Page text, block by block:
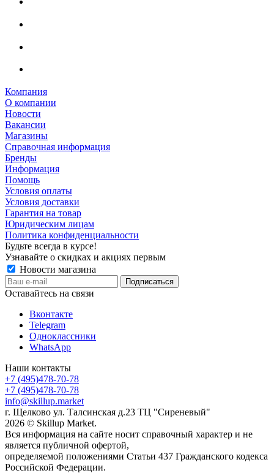
Компания
О компании
Новости
Вакансии
Магазины
Справочная информация
Бренды
Информация
Помощь
Условия оплаты
Условия доставки
Гарантия на товар
Юридическим лицам
Политика конфиденциальности
Будьте всегда в курсе!
Узнавайте о скидках и акциях первым
Новости магазина
Оставайтесь на связи
Вконтакте
Telegram
Одноклассники
WhatsApp
Наши контакты
+7 (495)478-70-78
+7 (495)478-70-78
info@skillup.market
г. Щелково ул. Талсинская д.23 ТЦ "Сиреневый"
2026 © Skillup Market.
Вся информация на сайте носит справочный характер и не
является публичной офертой,
определяемой положениями Статьи 437 Гражданского кодекса
Российской Федерации.